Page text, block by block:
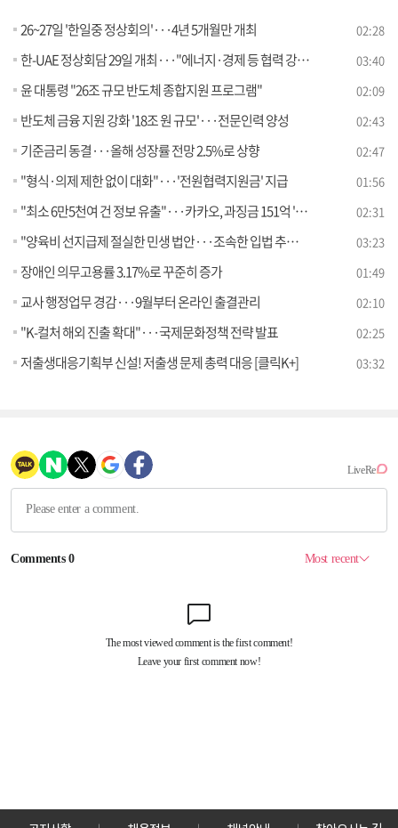
26~27일 '한일중 정상회의'···4년 5개월만 개최 02:28
한-UAE 정상회담 29일 개최···"에너지·경제 등 협력 강화 방안 논의" [뉴스의 맥] 03:40
윤 대통령 "26조 규모 반도체 종합지원 프로그램" 02:09
반도체 금융 지원 강화 '18조 원 규모'···전문인력 양성 02:43
기준금리 동결···올해 성장률 전망 2.5%로 상향 02:47
"형식·의제 제한 없이 대화"···'전원협력지원금' 지급 01:56
"최소 6만5천여 건 정보 유출"···카카오, 과징금 151억 '철퇴' 02:31
"양육비 선지급제 절실한 민생 법안···조속한 입법 추진" [정책현장+] 03:23
장애인 의무고용률 3.17%로 꾸준히 증가 01:49
교사 행정업무 경감···9월부터 온라인 출결관리 02:10
"K-컬처 해외 진출 확대"···국제문화정책 전략 발표 02:25
저출생대응기획부 신설! 저출생 문제 총력 대응 [클릭K+] 03:32